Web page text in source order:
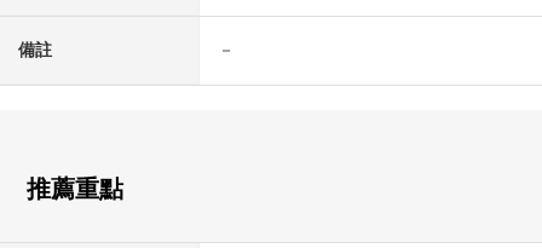
備註 －
推薦重點